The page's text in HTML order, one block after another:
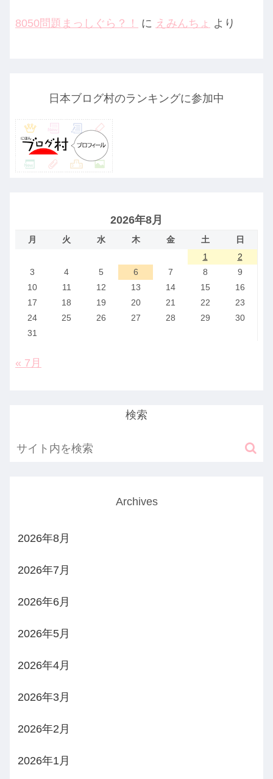
8050問題まっしぐら？！ に えみんちょ より
日本ブログ村のランキングに参加中
2026年8月
月 火 水 木 金 土
日
1
2
3
4 5 6 7 8
9
10
11 12 13 14 15
16
17
18 19 20 21 22
23
24
25 26 27 28 29
30
31
« 7月
検索
Archives
2026年8月
2026年7月
2026年6月
2026年5月
2026年4月
2026年3月
2026年2月
2026年1月